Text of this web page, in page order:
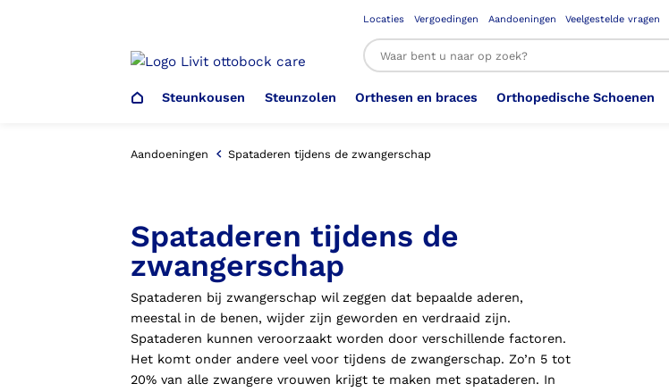
Locaties Vergoedingen Aandoeningen Veelgestelde vragen
Steunkousen
Steunkousen (klasse 1)
Aantrekhulpen
Steunzolen
Voetdrukmeting
Orthesen en braces
Heup Bekken Lies
Romp Buik Rug
Orthopedische Schoenen
Schoenencatalogus
Ambulo
Orthopedische Voorziening aan
Confectieschoen (OVAC)
Verbandschoen
Elleboogprothese
Onderbeenprothese
Werkgever
Aandoeningen Spataderen tijdens de zwangerschap
Spataderen tijdens de
zwangerschap
Spataderen bij zwangerschap wil zeggen dat bepaalde aderen,
meestal in de benen, wijder zijn geworden en verdraaid zijn.
Spataderen kunnen veroorzaakt worden door verschillende factoren.
Het komt onder andere veel voor tijdens de zwangerschap. Zo’n 5 tot
20% van alle zwangere vrouwen krijgt te maken met spataderen. In